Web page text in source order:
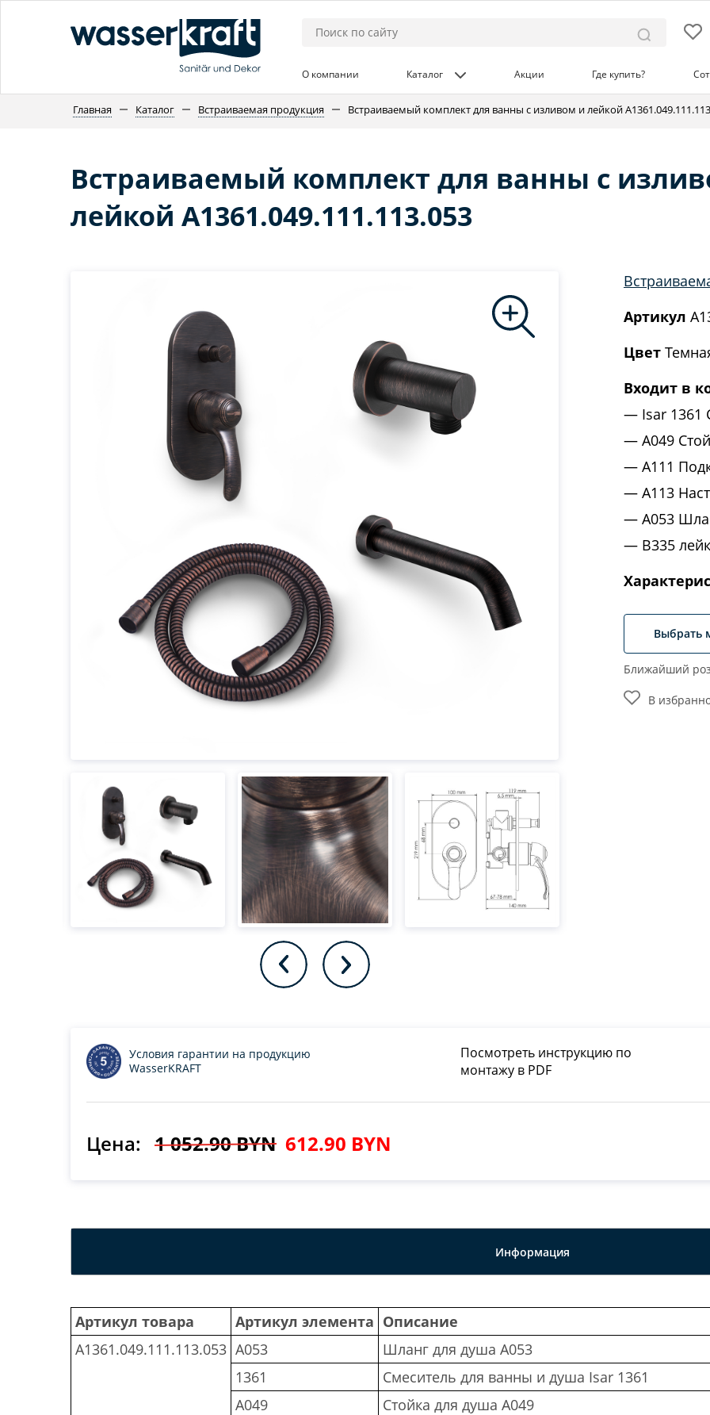
О компании Каталог Акции Где купить?
Главная Каталог Встраиваемая продукция Встраиваемый комплект для ванны с изливом и лейкой
Встраиваемый комплект для ванны с
лейкой A1361.049.111.113.053
Артикул
Цвет
Входит в
Isar 1361
A049
A111
A113
A053
B335
Выбрать
Ближайший
В
Посмотреть инструкцию по
монтажу в PDF
Условия гарантии на продукцию
WasserKRAFT
Цена: 1 052.90 BYN 612.90 BYN
Информация
Артикул товара
A1361.049.111.113.053
Артикул элемента
A053
1361
A049
Описание
Шланг для душа A053
Смеситель для ванны и душа Isar 1361
Стойка для душа A049